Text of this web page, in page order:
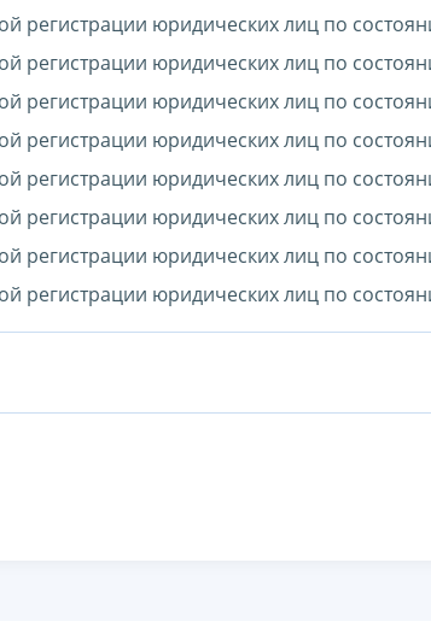
регистрации юридических лиц по
регистрации юридических лиц по
регистрации юридических лиц по
регистрации юридических лиц по
регистрации юридических лиц по
регистрации юридических лиц по
регистрации юридических лиц по
регистрации юридических лиц по